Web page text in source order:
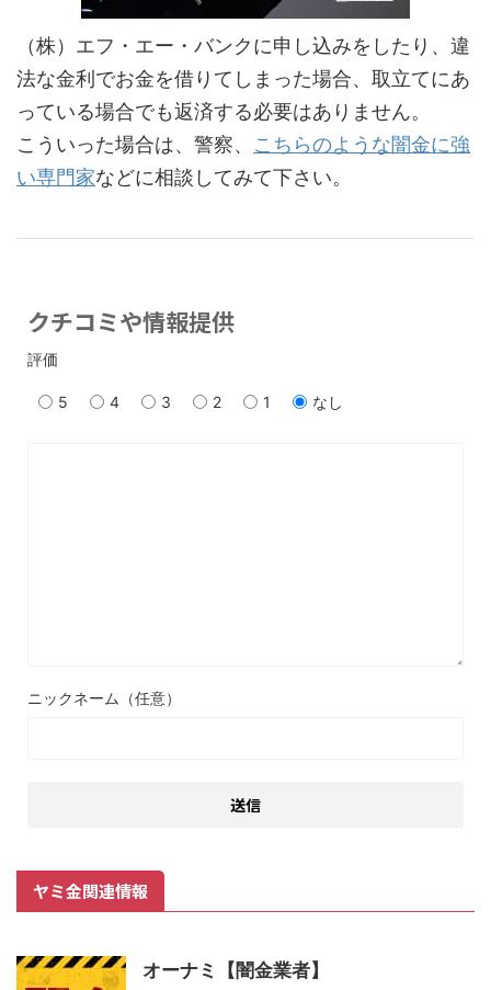
（株）エフ・エー・バンクに申し込みをしたり、違
法な金利でお金を借りてしまった場合、取立てにあ
っている場合でも返済する必要はありません。
こういった場合は、警察、 こちらのような闇金に強
い専門家などに相談してみて下さい。
クチコミや情報提供
評価
5 4 3 2 1 なし
ニックネーム（任意）
ヤミ金関連情報
オーナミ【闇金業者】